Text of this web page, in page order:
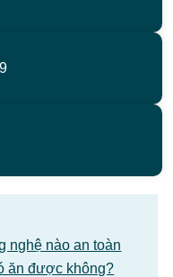
nghệ nào an toàn
ăn được không?